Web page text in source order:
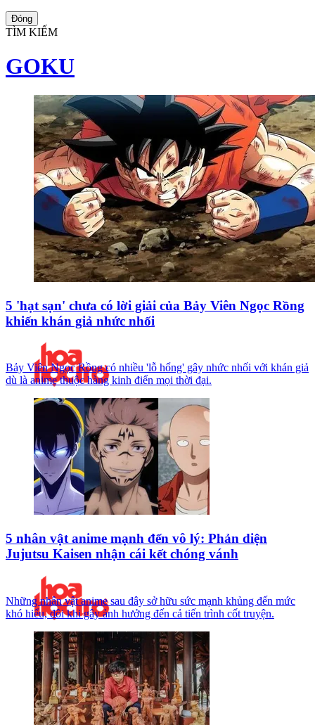
Đóng
TÌM KIẾM
GOKU
5 'hạt sạn' chưa có lời giải của Bảy Viên Ngọc Rồng
khiến khán giả nhức nhối
Bảy Viên Ngọc Rồng có nhiều 'lỗ hổng' gây nhức nhối với khán giả
dù là anime thuộc hàng kinh điển mọi thời đại.
5 nhân vật anime mạnh đến vô lý: Phản diện
Jujutsu Kaisen nhận cái kết chóng vánh
Những nhân vật anime sau đây sở hữu sức mạnh khủng đến mức
khó hiểu, đôi khi gây ảnh hưởng đến cả tiến trình cốt truyện.